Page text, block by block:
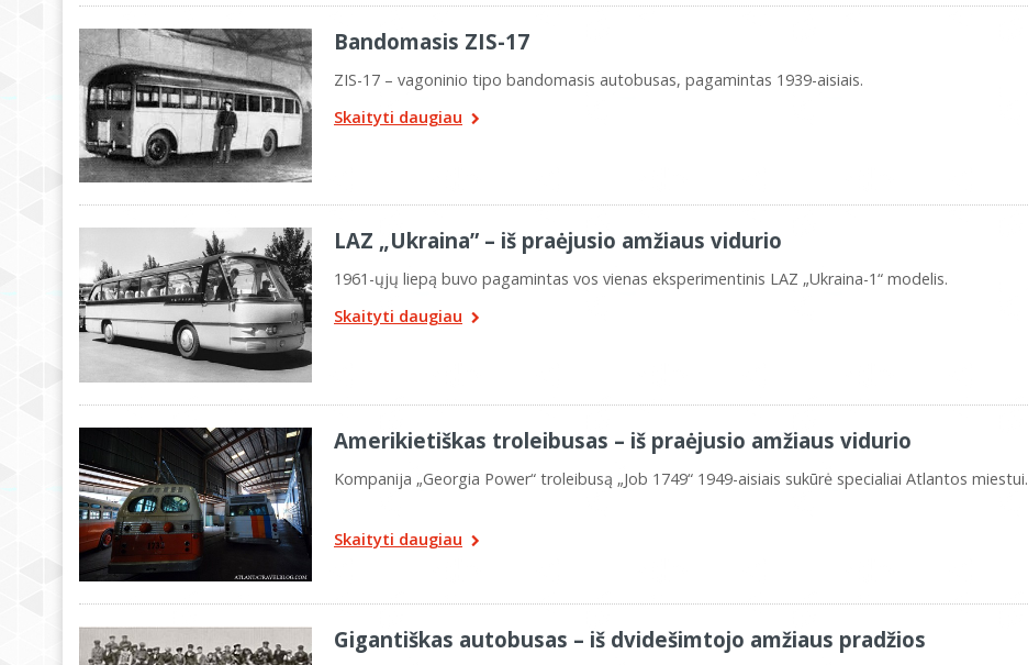
Bandomasis ZIS-17
ZIS-17 – vagoninio tipo bandomasis autobusas, pagamintas 1939-aisiais.
Skaityti daugiau
LAZ „Ukraina” – iš praėjusio amžiaus vidurio
1961-ųjų liepą buvo pagamintas vos vienas eksperimentinis LAZ „Ukraina-1“ modelis.
Skaityti daugiau
Amerikietiškas troleibusas – iš praėjusio amžiaus vidurio
Kompanija „Georgia Power“ troleibusą „Job 1749“ 1949-aisiais sukūrė specialiai Atlantos
Skaityti daugiau
Gigantiškas autobusas – iš dvidešimtojo amžiaus pradžios